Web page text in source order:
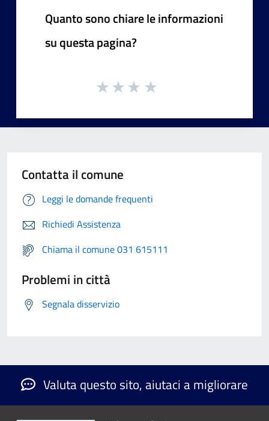
Quanto sono chiare le informazioni
su questa pagina?
Contatta il comune
Leggi le domande frequenti
Richiedi Assistenza
Chiama il comune 031 615111
Problemi in città
Segnala disservizio
Valuta questo sito, aiutaci a migliorare